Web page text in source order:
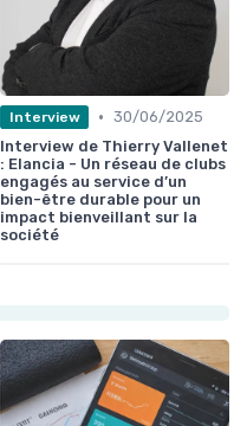
Interview • 30/06/2025
Interview de Thierry Vallenet
: Elancia - Un réseau de clubs
engagés au service d’un
bien-être durable pour un
impact bienveillant sur la
société